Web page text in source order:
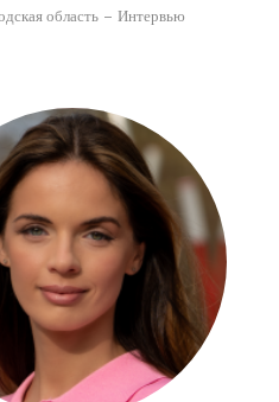
область Интервью